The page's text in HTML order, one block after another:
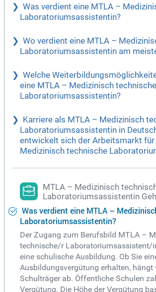
Was verdient eine MTLA –
Laboratoriumsassistentin?
Wo verdient eine MTLA –
Laboratoriumsassistentin am
Welche
eine MTLA – Medizinisch technische
Laboratoriumsassistentin?
Karriere als MTLA – Medizinisch
Laboratoriumsassistentin in
entwickelt sich der Arbeitsmarkt für
Medizinisch technische
MTLA – Medizinisch
Laboratoriumsassistentin
Was verdient eine MTLA –
Laboratoriumsassistentin?
Der Zugang zum Berufsbild MTLA –
technische/r Laboratoriumsassistent/
eine schulische Ausbildung. Ob Sie
Ausbildungsvergütung erhalten, hängt
Schulträger ab. Öffentliche Schulen
Vergütung. Die Höhe der Vergütung